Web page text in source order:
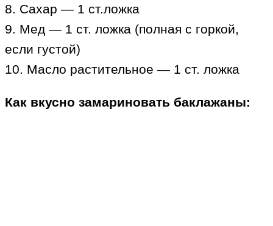
8. Сахар — 1 ст.ложка
9. Мед — 1 ст. ложка (полная с горкой,
если густой)
10. Масло растительное — 1 ст. ложка
Как вкусно замариновать баклажаны: